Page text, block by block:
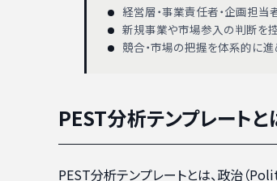
経営層・事業責任者・企画担当
新規事業や市場参入の判断を
競合・市場の把握を体系的に
PEST分析テンプレートと
PEST分析テンプレートとは、政治（